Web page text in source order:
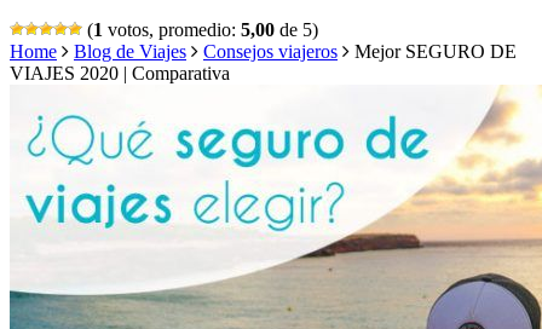
(1 votos, promedio: 5,00 de 5)
Home
Blog de Viajes Consejos viajeros
Mejor SEGURO DE
VIAJES 2020 | Comparativa